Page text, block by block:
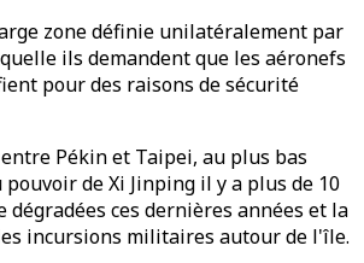
zone définie unilatéralement par
ils demandent que les aéronefs
pour des raisons de sécurité
Pékin et Taipei, au plus bas
de Xi Jinping il y a plus de 10
dégradées ces dernières années et la
incursions militaires autour de l'île.